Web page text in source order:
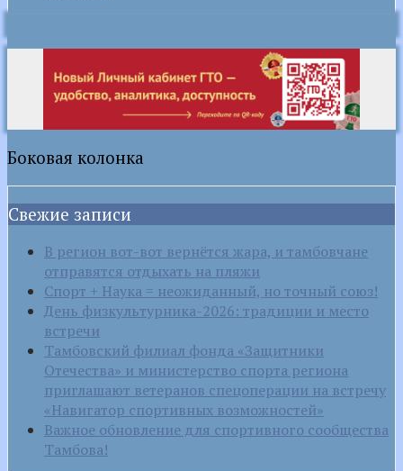
Боковая колонка
Свежие записи
В регион вот-вот вернётся жара, и тамбовчане
отправятся отдыхать на пляжи
Спорт + Наука = неожиданный, но точный союз!
День физкультурника-2026: традиции и место
встречи
Тамбовский филиал фонда «Защитники
Отечества» и министерство спорта региона
приглашают ветеранов спецоперации на встречу
«Навигатор спортивных возможностей»
Важное обновление для спортивного сообщества
Тамбова!